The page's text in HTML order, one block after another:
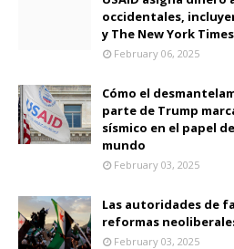
occidentales,
y The New York Times
February 06, 2025
Cómo el
parte de Trump
sísmico en el papel
mundo
February 03, 2025
Las autoridades de
reformas
February 03, 2025